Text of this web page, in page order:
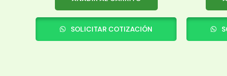
SOLICITAR COTIZACIÓN